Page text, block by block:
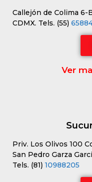
Callejón de Colima 6-
CDMX. Tels. (55)
Ver
Priv. Los Olivos 100
San Pedro Garza
Tels. (81) 10988205